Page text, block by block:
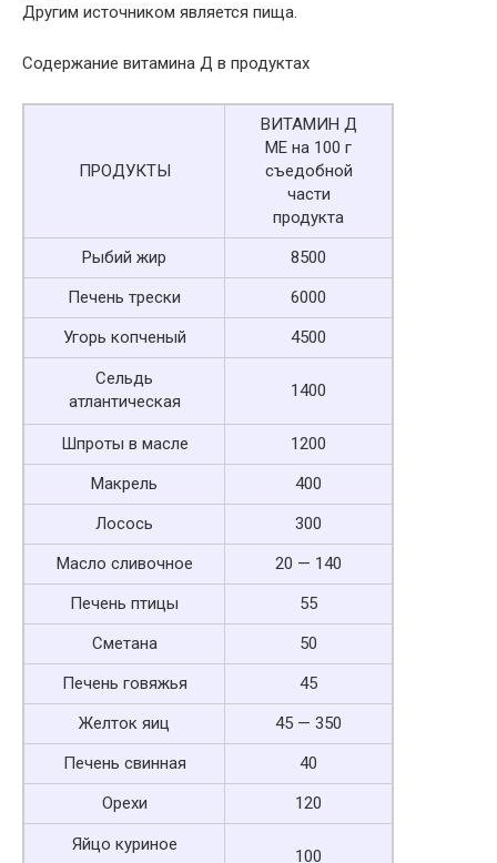
Другим источником является пища.
Содержание витамина Д в продуктах
ПРОДУКТЫ
ВИТАМИН Д
МЕ на 100 г
съедобной
части
продукта
Рыбий жир
8500
Печень трески
6000
Угорь копченый
4500
Сельдь
атлантическая
1400
Шпроты в масле
1200
Макрель
400
Лосось
300
Масло сливочное
20 — 140
Печень птицы
55
Сметана
50
Печень говяжья
45
Желток яиц
45 — 350
Печень свинная
40
Орехи
120
Яйцо куриное
100